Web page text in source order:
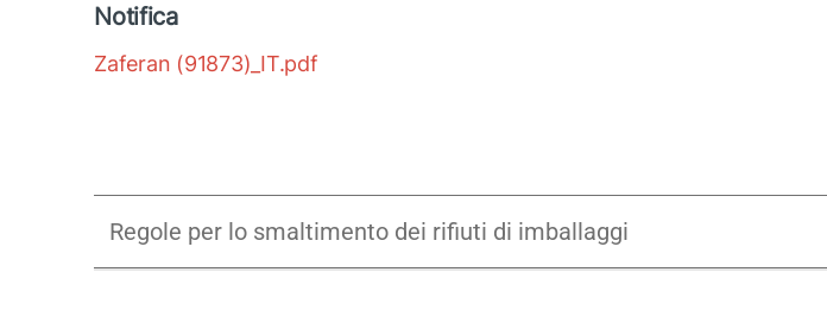
Notifica
Zaferan (91873)_IT.pdf
Regole per lo smaltimento dei rifiuti di imballaggi